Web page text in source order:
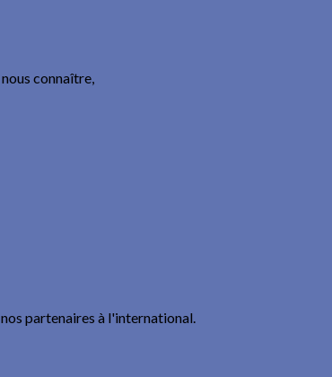
connaître,
partenaires à l'international.